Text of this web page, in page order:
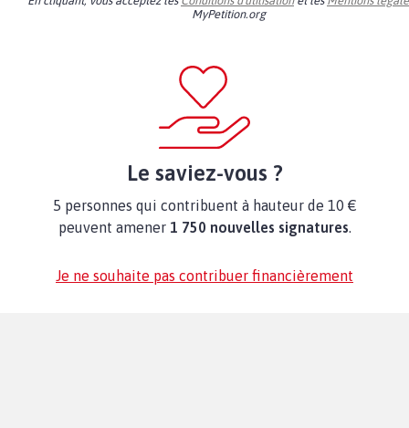
MyPetition.org
Le saviez-vous ?
5 personnes qui contribuent à hauteur de 10 €
peuvent amener 1 750 nouvelles signatures.
Je ne souhaite pas contribuer financièrement